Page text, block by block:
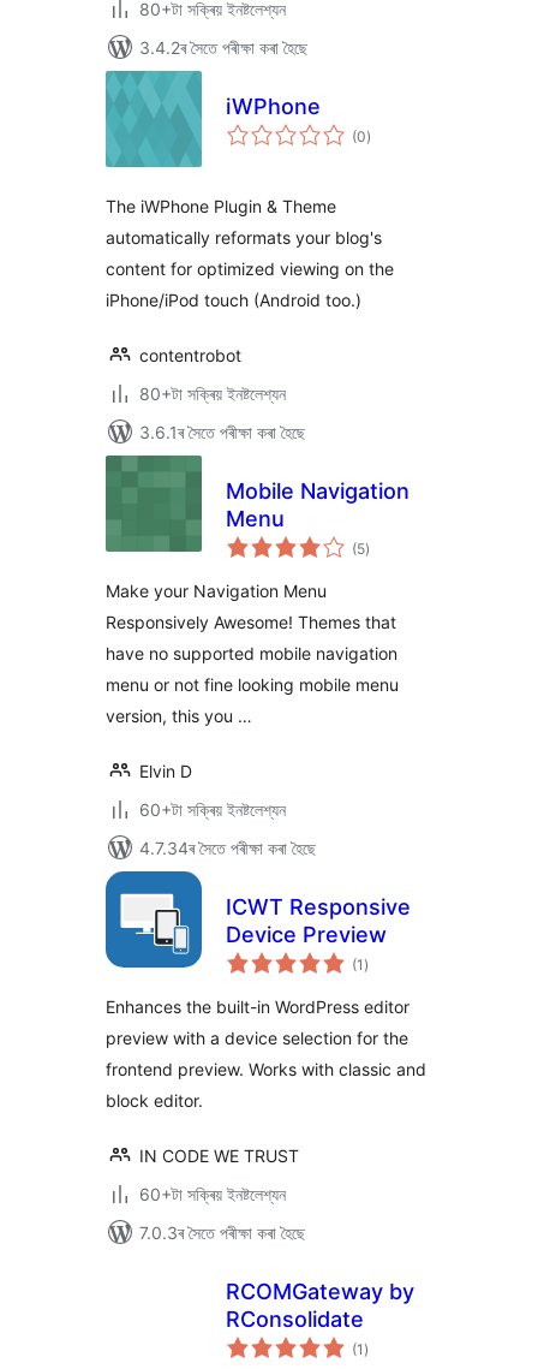
80+টা সক্ৰিয় ইনষ্টলেশ্যন
3.4.2ৰ সৈতে পৰীক্ষা কৰা হৈছে
iWPhone
(0টা
মুঠ)
The iWPhone Plugin & Theme
automatically reformats your blog's
content for optimized viewing on the
iPhone/iPod touch (Android too.)
contentrobot
80+টা সক্ৰিয় ইনষ্টলেশ্যন
3.6.1ৰ সৈতে পৰীক্ষা কৰা হৈছে
Mobile Navigation
Menu
(5টা
মুঠ)
Make your Navigation Menu
Responsively Awesome! Themes that
have no supported mobile navigation
menu or not fine looking mobile menu
version, this you …
Elvin D
60+টা সক্ৰিয় ইনষ্টলেশ্যন
4.7.34ৰ সৈতে পৰীক্ষা কৰা হৈছে
ICWT Responsive
Device Preview
(1 টা
মুঠ)
Enhances the built-in WordPress editor
preview with a device selection for the
frontend preview. Works with classic and
block editor.
IN CODE WE TRUST
60+টা সক্ৰিয় ইনষ্টলেশ্যন
7.0.3ৰ সৈতে পৰীক্ষা কৰা হৈছে
RCOMGateway by
RConsolidate
(1 টা
মুঠ)